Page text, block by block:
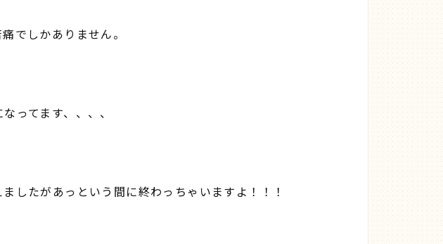
でしかありません。
ってます、、、、
したがあっという間に終わっちゃいますよ！！！